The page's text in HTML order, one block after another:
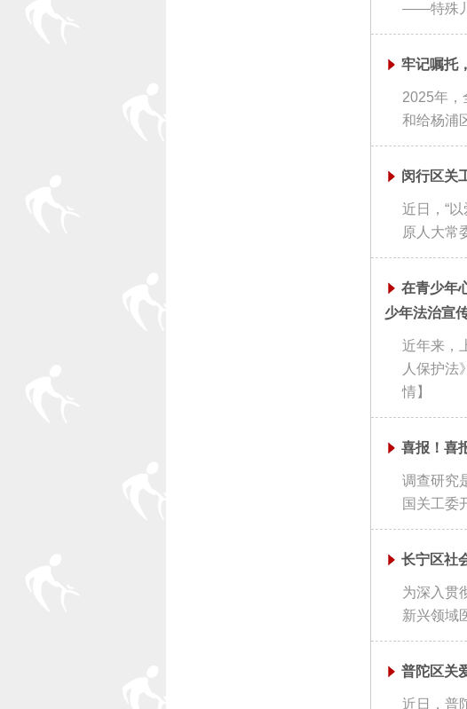
——特殊儿
牢记嘱托
2025年，
和给杨浦
闵行区关
近日，“
原人大常
在青少年
少年法治宣
近年来，
人保护法
情】
喜报！喜
调查研究
国关工委
长宁区社
为深入贯
新兴领域
普陀区关
近日，普